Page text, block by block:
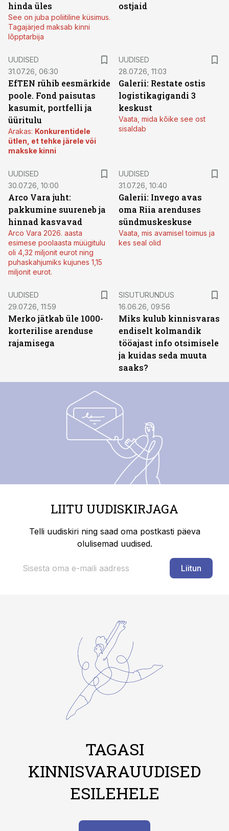
hinda üles
See on juba poliitiline küsimus.
Tagajärjed maksab kinni
lõpptarbija
ostjaid
UUDISED
31.07.26, 06:30
EfTEN rühib eesmärkide
poole. Fond paisutas
kasumit, portfelli ja
üüritulu
Arakas: Konkurentidele
ütlen, et tehke järele või
makske kinni
UUDISED
28.07.26, 11:03
Galerii: Restate ostis
logistikagigandi 3
keskust
Vaata, mida kõike see ost
sisaldab
UUDISED
30.07.26, 10:00
Arco Vara juht:
pakkumine suureneb ja
hinnad kasvavad
Arco Vara 2026. aasta
esimese poolaasta müügitulu
oli 4,32 miljonit eurot ning
puhaskahjumiks kujunes 1,15
miljonit eurot.
UUDISED
31.07.26, 10:40
Galerii: Invego avas
oma Riia arenduses
sündmuskeskuse
Vaata, mis avamisel toimus ja
kes seal olid
UUDISED
29.07.26, 11:59
Merko jätkab üle 1000-
korterilise arenduse
rajamisega
SISUTURUNDUS
16.06.26, 09:56
Miks kulub kinnisvaras
endiselt kolmandik
tööajast info otsimisele
ja kuidas seda muuta
saaks?
LIITU UUDISKIRJAGA
Telli uudiskiri ning saad oma postkasti päeva
olulisemad uudised.
Liitun
TAGASI
KINNISVARAUUDISED
ESILEHELE